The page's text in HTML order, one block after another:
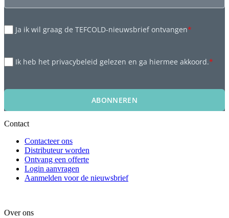
Ja ik wil graag de TEFCOLD-nieuwsbrief ontvangen*
Ik heb het privacybeleid gelezen en ga hiermee akkoord.*
ABONNEREN
Contact
Contacteer ons
Distributeur worden
Ontvang een offerte
Login aanvragen
Aanmelden voor de nieuwsbrief
Over ons